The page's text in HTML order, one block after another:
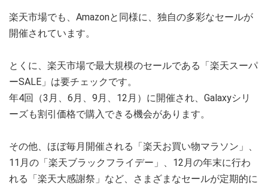
楽天市場でも、Amazonと同様に、独自の多彩なセールが
開催されています。
とくに、楽天市場で最大規模のセールである「楽天スーパ
ーSALE」は要チェックです。
年4回（3月、6月、9月、12月）に開催され、Galaxyシリ
ーズも割引価格で購入できる機会があります。
その他、ほぼ毎月開催される「楽天お買い物マラソン」、
11月の「楽天ブラックフライデー」、12月の年末に行わ
れる「楽天大感謝祭」など、さまざまなセールが定期的に